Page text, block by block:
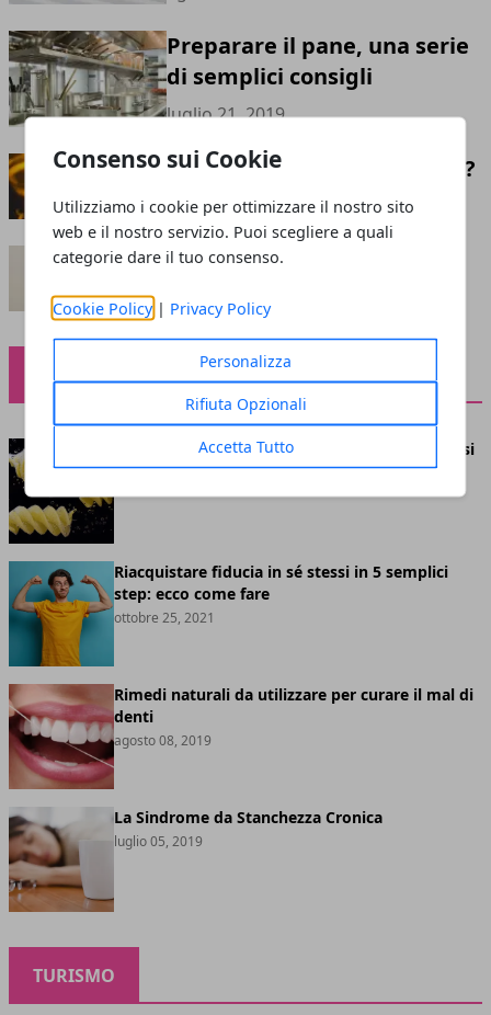
Consenso sui Cookie
Utilizziamo i cookie per ottimizzare il nostro sito
web e il nostro servizio. Puoi scegliere a quali
categorie dare il tuo consenso.
Cookie Policy | Privacy Policy
Personalizza
Rifiuta Opzionali
Accetta Tutto
Preparare il pane, una serie
di semplici consigli
luglio 21, 2019
Luce e Gas: come orientarsi?
maggio 06, 2019
L'eritema della pelle
aprile 14, 2019
SALUTE
Igiene alimentare e HACCP: concetti in simbiosi
novembre 21, 2022
Riacquistare fiducia in sé stessi in 5 semplici
step: ecco come fare
ottobre 25, 2021
Rimedi naturali da utilizzare per curare il mal di
denti
agosto 08, 2019
La Sindrome da Stanchezza Cronica
luglio 05, 2019
TURISMO